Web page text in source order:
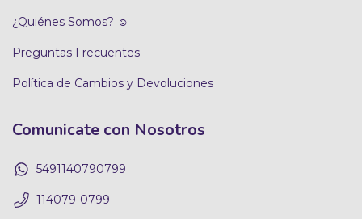
¿Quiénes Somos? ☺
Preguntas Frecuentes
Política de Cambios y Devoluciones
Comunicate con Nosotros
5491140790799
114079-0799